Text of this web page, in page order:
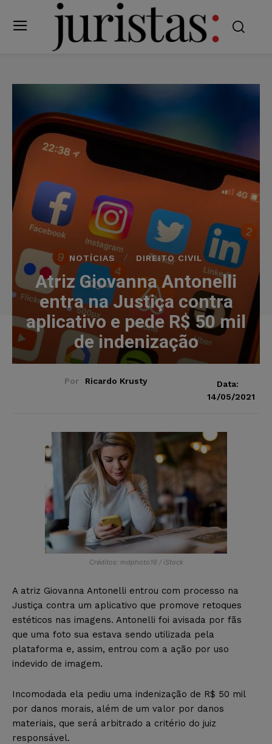
NOTÍCIAS DIREITO CIVIL
Atriz Giovanna Antonelli
entra na Justiça contra
aplicativo e pede R$ 50 mil
de indenização
Por Ricardo Krusty
Data:
14/05/2021
Créditos: mdphoto16 / iStock
A atriz Giovanna Antonelli entrou com processo na
Justiça contra um aplicativo que promove retoques
estéticos nas imagens. Antonelli foi avisada por fãs
que uma foto sua estava sendo utilizada pela
plataforma e, assim, entrou com a ação por uso
indevido de imagem.
Incomodada ela pediu uma indenização de R$ 50 mil
por danos morais, além de um valor por danos
materiais, que será arbitrado a critério do juiz
responsável.